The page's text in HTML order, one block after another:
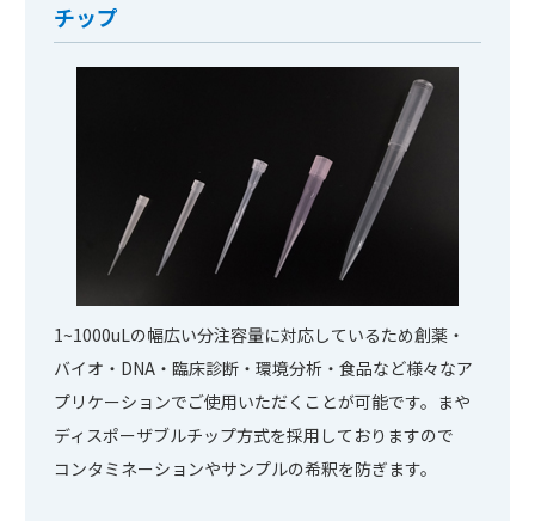
チップ
1~1000uLの幅広い分注容量に対応しているため創薬・
バイオ・DNA・臨床診断・環境分析・食品など様々なア
プリケーションでご使用いただくことが可能です。まや
ディスポーザブルチップ方式を採用しておりますので
コンタミネーションやサンプルの希釈を防ぎます。